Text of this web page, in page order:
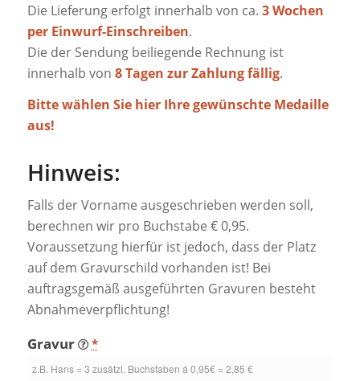
Die Lieferung erfolgt innerhalb von ca. 3 Wochen
per Einwurf-Einschreiben.
Die der Sendung beiliegende Rechnung ist
innerhalb von 8 Tagen zur Zahlung fällig.
Bitte wählen Sie hier Ihre gewünschte Medaille
aus!
Hinweis:
Falls der Vorname ausgeschrieben werden soll,
berechnen wir pro Buchstabe € 0,95.
Voraussetzung hierfür ist jedoch, dass der Platz
auf dem Gravurschild vorhanden ist! Bei
auftragsgemäß ausgeführten Gravuren besteht
Abnahmeverpflichtung!
Gravur *